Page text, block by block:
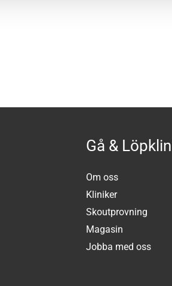
Gå &
Om oss
Kliniker
Skoutprovning
Magasin
Jobba med oss